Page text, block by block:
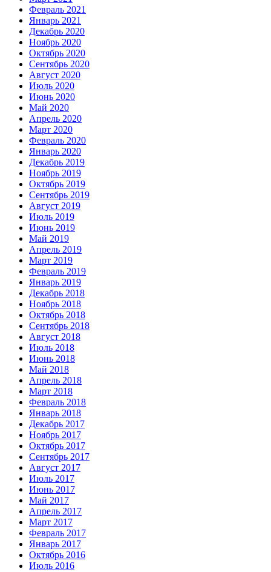
Февраль 2021
Январь 2021
Декабрь 2020
Ноябрь 2020
Октябрь 2020
Сентябрь 2020
Август 2020
Июль 2020
Июнь 2020
Май 2020
Апрель 2020
Март 2020
Февраль 2020
Январь 2020
Декабрь 2019
Ноябрь 2019
Октябрь 2019
Сентябрь 2019
Август 2019
Июль 2019
Июнь 2019
Май 2019
Апрель 2019
Март 2019
Февраль 2019
Январь 2019
Декабрь 2018
Ноябрь 2018
Октябрь 2018
Сентябрь 2018
Август 2018
Июль 2018
Июнь 2018
Май 2018
Апрель 2018
Март 2018
Февраль 2018
Январь 2018
Декабрь 2017
Ноябрь 2017
Октябрь 2017
Сентябрь 2017
Август 2017
Июль 2017
Июнь 2017
Май 2017
Апрель 2017
Март 2017
Февраль 2017
Январь 2017
Октябрь 2016
Июль 2016